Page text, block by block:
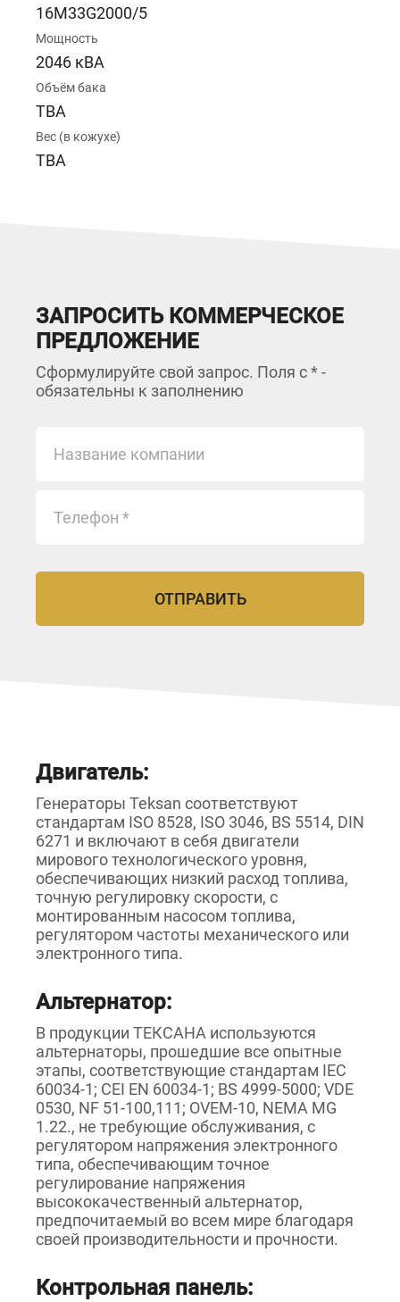
16M33G2000/5
Мощность
2046 кВА
Объём бака
TBA
Вес (в кожухе)
TBA
ЗАПРОСИТЬ КОММЕРЧЕСКОЕ
ПРЕДЛОЖЕНИЕ
Сформулируйте свой запрос. Поля с * -
обязательны к заполнению
Двигатель:
Генераторы Teksan соответствуют
стандартам ISO 8528, ISO 3046, BS 5514, DIN
6271 и включают в себя двигатели
мирового технологического уровня,
обеспечивающих низкий расход топлива,
точную регулировку скорости, с
монтированным насосом топлива,
регулятором частоты механического или
электронного типа.
Альтернатор:
В продукции ТЕКСАНА используются
альтернаторы, прошедшие все опытные
этапы, соответствующие стандартам IEC
60034-1; CEI EN 60034-1; BS 4999-5000; VDE
0530, NF 51-100,111; OVEM-10, NEMA MG
1.22., не требующие обслуживания, с
регулятором напряжения электронного
типа, обеспечивающим точное
регулирование напряжения
высококачественный альтернатор,
предпочитаемый во всем мире благодаря
своей производительности и прочности.
Контрольная панель: